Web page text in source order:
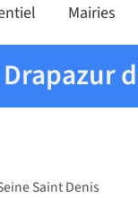
Mairies
Saint Denis